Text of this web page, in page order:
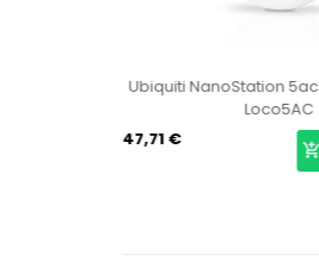
Ubiquiti NanoStation
Loco5AC
47,71 €